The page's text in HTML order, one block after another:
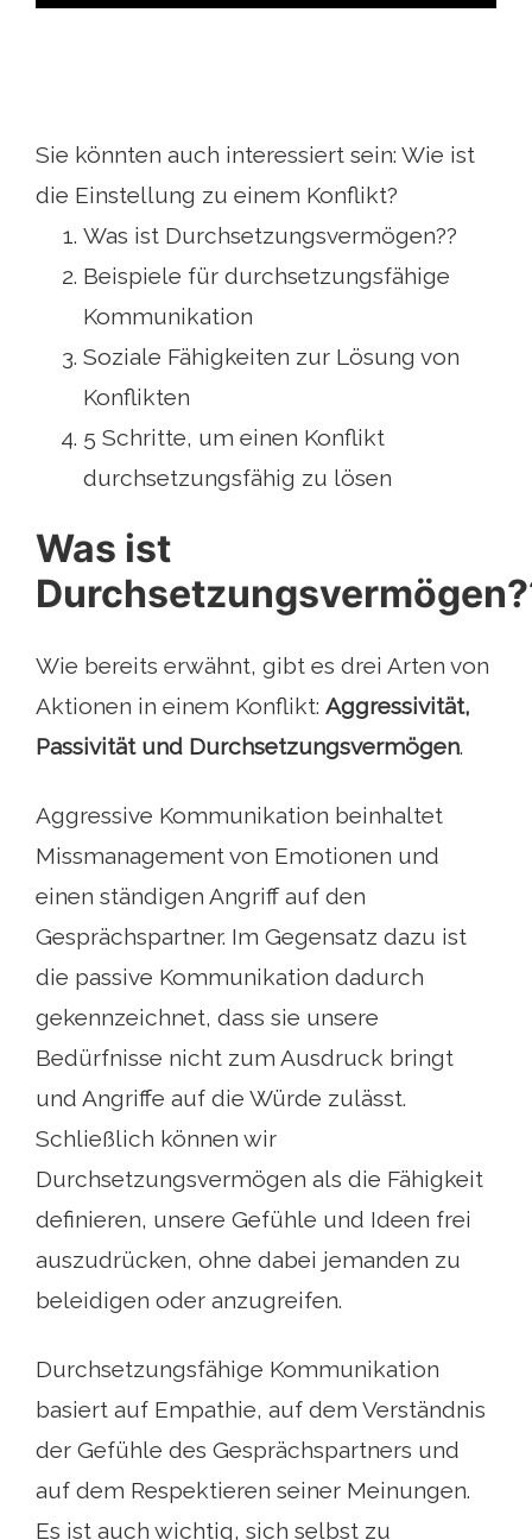
Sie könnten auch interessiert sein: Wie ist
die Einstellung zu einem Konflikt?
Was ist Durchsetzungsvermögen??
Beispiele für durchsetzungsfähige
Kommunikation
Soziale Fähigkeiten zur Lösung von
Konflikten
5 Schritte, um einen Konflikt
durchsetzungsfähig zu lösen
Was ist
Wie bereits erwähnt, gibt es drei Arten von
Aktionen in einem Konflikt: Aggressivität,
Passivität und Durchsetzungsvermögen.
Aggressive Kommunikation beinhaltet
Missmanagement von Emotionen und
einen ständigen Angriff auf den
Gesprächspartner. Im Gegensatz dazu ist
die passive Kommunikation dadurch
gekennzeichnet, dass sie unsere
Bedürfnisse nicht zum Ausdruck bringt
und Angriffe auf die Würde zulässt.
Schließlich können wir
Durchsetzungsvermögen als die Fähigkeit
definieren, unsere Gefühle und Ideen frei
auszudrücken, ohne dabei jemanden zu
beleidigen oder anzugreifen.
Durchsetzungsfähige Kommunikation
basiert auf Empathie, auf dem Verständnis
der Gefühle des Gesprächspartners und
auf dem Respektieren seiner Meinungen.
Es ist auch wichtig, sich selbst zu